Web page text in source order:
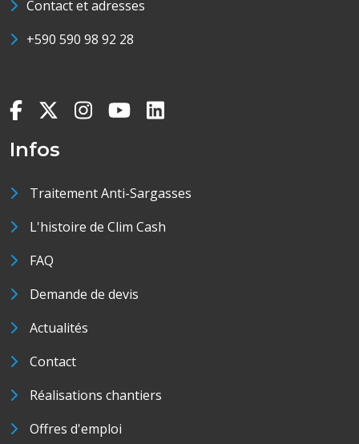
Contact et adresses
+590 590 98 92 28
Infos
Traitement Anti-Sargasses
L'histoire de Clim Cash
FAQ
Demande de devis
Actualités
Contact
Réalisations chantiers
Offres d'emploi